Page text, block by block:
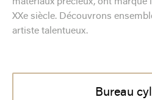
matériaux précieux, ont marqué
XXe siècle. Découvrons
artiste talentueux.
Bureau